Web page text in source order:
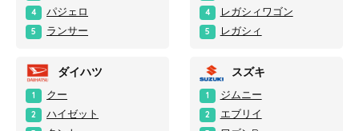
4 パジェロ
5 ランサー
4 レガシィワゴン
5 レガシィ
ダイハツ
1 クー
2 ハイゼット
スズキ
1 ジムニー
2 エブリイ